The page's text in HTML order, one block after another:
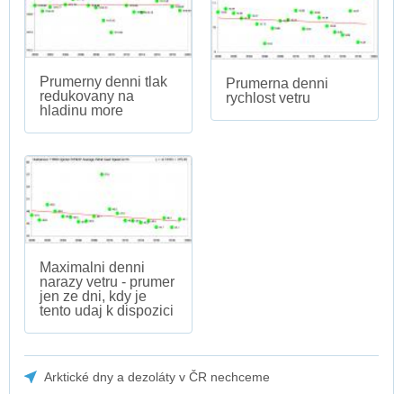
Prumerny denni tlak
redukovany na
hladinu more
Prumerna denni
rychlost vetru
Maximalni denni
narazy vetru - prumer
jen ze dni, kdy je
tento udaj k dispozici
Arktické dny a dezoláty v ČR nechceme